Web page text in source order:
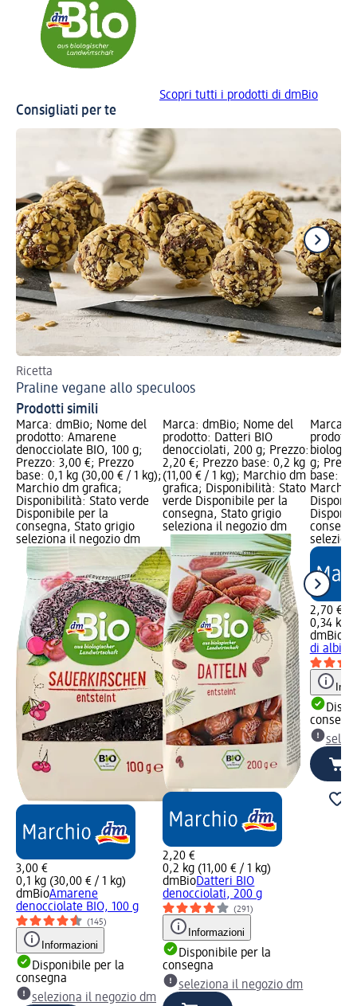
Scopri tutti i prodotti di dmBio
Consigliati per te
Ricetta
Praline vegane allo speculoos
Prodotti simili
Marca: dmBio; Nome del
prodotto: Amarene
denocciolate BIO, 100 g;
Prezzo: 3,00 €; Prezzo
base: 0,1 kg (30,00 € / 1 kg);
Marchio dm grafica;
Disponibilità: Stato verde
Disponibile per la
consegna, Stato grigio
seleziona il negozio dm
3,00 €
0,1 kg (30,00 € / 1 kg)
dmBioAmarene
denocciolate BIO, 100 g
(145)
Informazioni
Disponibile per la
consegna
seleziona il negozio dm
Marca: dmBio; Nome del
prodotto: Datteri BIO
denocciolati, 200 g; Prezzo:
2,20 €; Prezzo base: 0,2 kg
(11,00 € / 1 kg); Marchio dm
grafica; Disponibilità: Stato
verde Disponibile per la
consegna, Stato grigio
seleziona il negozio dm
2,20 €
0,2 kg (11,00 € / 1 kg)
dmBioDatteri BIO
denocciolati, 200 g
(291)
Informazioni
Disponibile per la
consegna
seleziona il negozio dm
Marca:
g;
base:
Marchio
2,70 €
0,34 kg
dmBio
di